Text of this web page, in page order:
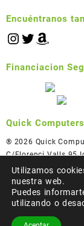
Encuéntranos
Financiacion
Quick Computers
® 2026 Quick
C/Florenci Valls 95
93 805 49 73
Utilizamos
nuestra web.
Puedes
utilizando o